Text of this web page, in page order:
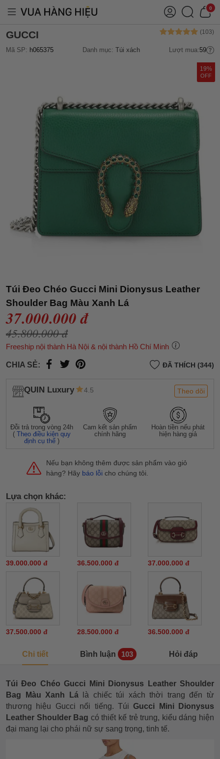
0
GUCCI
Mã SP: h065375 Danh mục: Túi xách Lượt mua:59
19%
OFF
Túi Đeo Chéo Gucci Mini Dionysus Leather
Shoulder Bag Màu Xanh Lá
37.000.000 đ
45.800.000 đ
Freeship nội thành Hà Nội & nội thành Hồ Chí Minh
CHIA SẺ: ĐÃ THÍCH (344)
QUIN Luxury 4.5 Theo dõi
Đỗi trả trong vòng 24h
(Theo điều kiện quy
định cụ thể )
Cam kết sản phẩm
chính hãng
Hoàn tiền nếu phát
hiện hàng giả
Nếu bạn không thêm được sản phẩm vào giỏ
hàng? Hãy báo lỗi cho chúng tôi.
Lựa chọn khác:
39.000.000 đ 36.500.000 đ 37.000.000 đ
37.500.000 đ 28.500.000 đ 36.500.000 đ
Chi tiết Bình luận 103 Hỏi đáp
Túi Đeo Chéo Gucci Mini Dionysus Leather Shoulder
Bag Màu Xanh Lálà chiếc túi xách thời trang đến từ
thương hiệu Gucci nổi tiếng. TúiGucci Mini Dionysus
Leather Shoulder Bag có thiết kế trẻ trung, kiểu dáng hiện
đại mang lại cho phái nữ sự sang trọng, tinh tế.